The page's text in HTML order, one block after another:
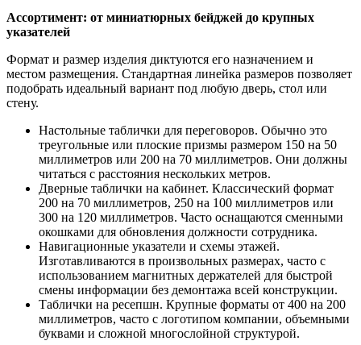
Ассортимент: от миниатюрных бейджей до крупных
указателей
Формат и размер изделия диктуются его назначением и
местом размещения. Стандартная линейка размеров позволяет
подобрать идеальный вариант под любую дверь, стол или
стену.
Настольные таблички для переговоров. Обычно это
треугольные или плоские призмы размером 150 на 50
миллиметров или 200 на 70 миллиметров. Они должны
читаться с расстояния нескольких метров.
Дверные таблички на кабинет. Классический формат
200 на 70 миллиметров, 250 на 100 миллиметров или
300 на 120 миллиметров. Часто оснащаются сменными
окошками для обновления должности сотрудника.
Навигационные указатели и схемы этажей.
Изготавливаются в произвольных размерах, часто с
использованием магнитных держателей для быстрой
смены информации без демонтажа всей конструкции.
Таблички на ресепшн. Крупные форматы от 400 на 200
миллиметров, часто с логотипом компании, объемными
буквами и сложной многослойной структурой.